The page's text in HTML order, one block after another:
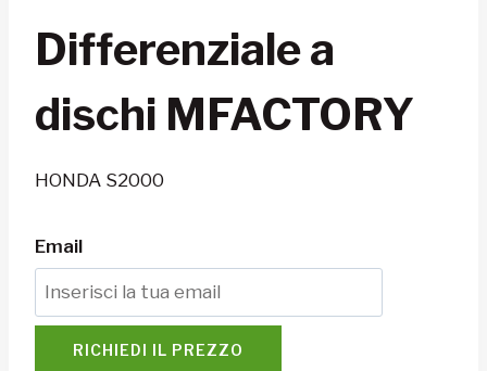
Differenziale a
dischi MFACTORY
HONDA S2000
Email
RICHIEDI IL PREZZO